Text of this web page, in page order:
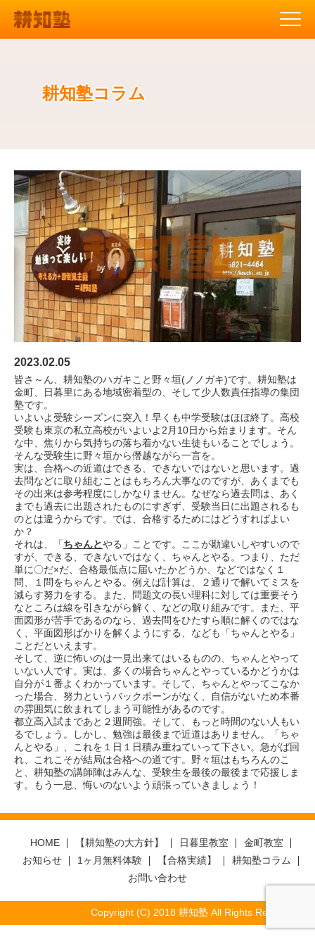
耕知塾コラム
2023.02.05
皆さ～ん、耕知塾のハガキこと野々垣(ノノガキ)です。耕知塾は
金町、日暮里にある地域密着型の、そして少人数責任指導の集団
塾です。
いよいよ受験シーズンに突入！早くも中学受験はほぼ終了。高校
受験も東京の私立高校がいよいよ2月10日から始まります。そん
な中、焦りから気持ちの落ち着かない生徒もいることでしょう。
そんな受験生に野々垣から僭越ながら一言を。
実は、合格への近道はできる、できないではないと思います。過
去問などに取り組むことはもちろん大事なのですが、あくまでも
その出来は参考程度にしかなりません。なぜなら過去問は、あく
までも過去に出題されたものにすぎず、受験当日に出題されるも
のとは違うからです。では、合格するためにはどうすればよい
か？
それは、「ちゃんとやる」ことです。ここが勘違いしやすいので
すが、できる、できないではなく、ちゃんとやる。つまり、ただ
単に〇だ×だ、合格最低点に届いたかどうか、などではなく１
問、１問をちゃんとやる。例えば計算は、２通りで解いてミスを
減らす努力をする。また、問題文の長い理科に対しては重要そう
なところは線を引きながら解く、などの取り組みです。また、平
面図形が苦手であるのなら、過去問をひたすら順に解くのではな
く、平面図形ばかりを解くようにする、なども「ちゃんとやる」
ことだといえます。
そして、逆に怖いのは一見出来てはいるものの、ちゃんとやって
いない人です。実は、多くの場合ちゃんとやっているかどうかは
自分が１番よくわかっています。そして、ちゃんとやってこなか
った場合、努力というバックボーンがなく、自信がないため本番
の雰囲気に飲まれてしまう可能性があるのです。
都立高入試まであと２週間強。そして、もっと時間のない人もい
るでしょう。しかし、勉強は最後まで近道はありません。「ちゃ
んとやる」、これを１日１日積み重ねていって下さい。急がば回
れ、これこそが結局は合格への道です。野々垣はもちろんのこ
と、耕知塾の講師陣はみんな、受験生を最後の最後まで応援しま
す。もう一息、悔いのないよう頑張っていきましょう！
HOME 【耕知塾の大方針】 日暮里教室
金町教室
お知らせ
1ヶ月無料体験 【合格実績】
耕知塾コラム
お問い合わせ
Copyright (C) 2018 耕知塾 All Rights Reserved.